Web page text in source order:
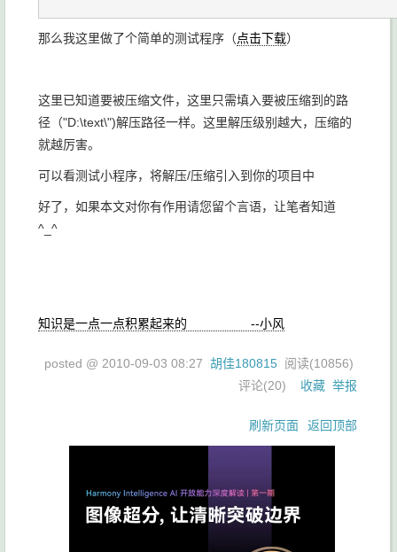
那么我这里做了个简单的测试程序（点击下载）
这里已知道要被压缩文件，这里只需填入要被压缩到的路
径（"D:\text\")解压路径一样。这里解压级别越大，压缩的
就越厉害。
可以看测试小程序，将解压/压缩引入到你的项目中
好了，如果本文对你有作用请您留个言语，让笔者知道
^_^
知识是一点一点积累起来的 --小风
posted @ 2010-09-03 08:27 胡佳180815 阅读(10856)
评论(20) 收藏 举报
刷新页面 返回顶部